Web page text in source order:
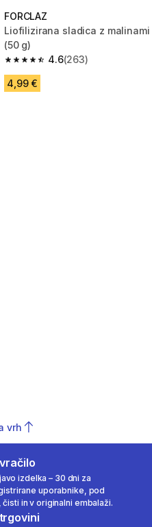
FORCLAZ
Liofilizirana sladica z malinami
(50 g)
4.6
4.6 od 5 zvezdic from 263
(263)
4,99 €
vrh
izdelka – 30 dni za
uporabnike, pod
in v originalni embalaži.